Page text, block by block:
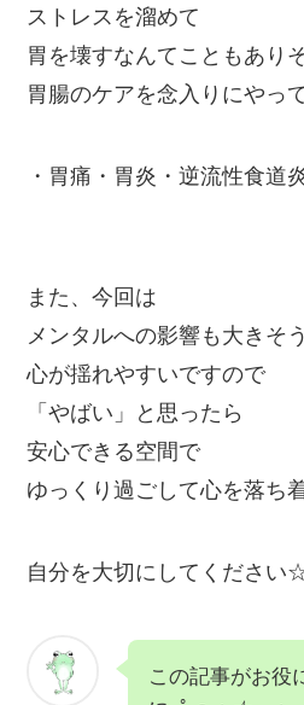
ストレスを溜めて
胃を壊すなんてこともあり
胃腸のケアを念入りにやっ
・胃痛・胃炎・逆流性食道
また、今回は
メンタルへの影響も大きそう
心が揺れやすいですので
「やばい」と思ったら
安心できる空間で
ゆっくり過ごして心を落ち
自分を大切にしてください
この記事がお役